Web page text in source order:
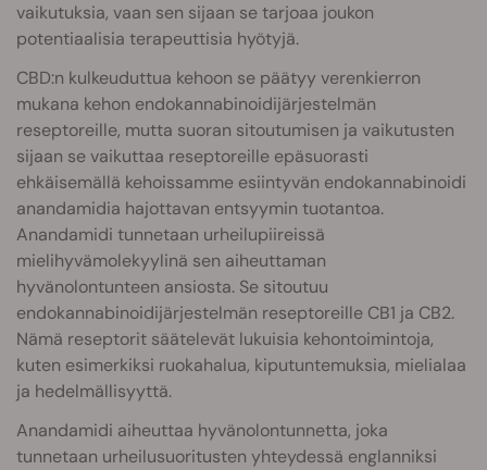
vaikutuksia, vaan sen sijaan se tarjoaa joukon
potentiaalisia terapeuttisia hyötyjä.
CBD:n kulkeuduttua kehoon se päätyy verenkierron
mukana kehon endokannabinoidijärjestelmän
reseptoreille, mutta suoran sitoutumisen ja vaikutusten
sijaan se vaikuttaa reseptoreille epäsuorasti
ehkäisemällä kehoissamme esiintyvän endokannabinoidi
anandamidia hajottavan entsyymin tuotantoa.
Anandamidi tunnetaan urheilupiireissä
mielihyvämolekyylinä sen aiheuttaman
hyvänolontunteen ansiosta. Se sitoutuu
endokannabinoidijärjestelmän reseptoreille CB1 ja CB2.
Nämä reseptorit säätelevät lukuisia kehontoimintoja,
kuten esimerkiksi ruokahalua, kiputuntemuksia, mielialaa
ja hedelmällisyyttä.
Anandamidi aiheuttaa hyvänolontunnetta, joka
tunnetaan urheilusuoritusten yhteydessä englanniksi